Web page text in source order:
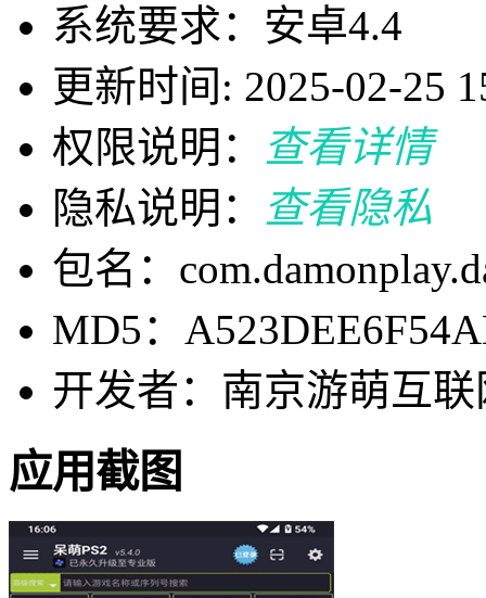
系统要求：安卓4.4
更新时间: 2025-02-25
权限说明：
查看详情
隐私说明：
查看隐私
包名：
MD5：
开发者：南京游萌互
应用截图